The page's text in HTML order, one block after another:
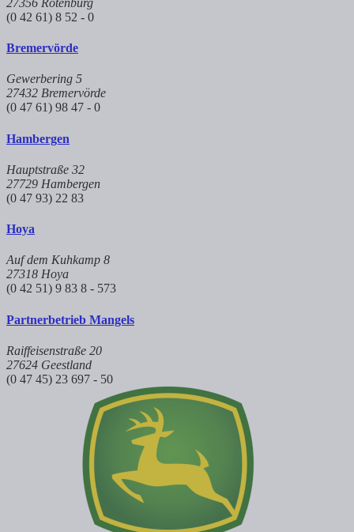
(0 42 61) 8 52 - 0
Bremervörde
Gewerbering 5
27432 Bremervörde
(0 47 61) 98 47 - 0
Hambergen
Hauptstraße 32
27729 Hambergen
(0 47 93) 22 83
Hoya
Auf dem Kuhkamp 8
27318 Hoya
(0 42 51) 9 83 8 - 573
Partnerbetrieb Mangels
Raiffeisenstraße 20
27624 Geestland
(0 47 45) 23 697 - 50